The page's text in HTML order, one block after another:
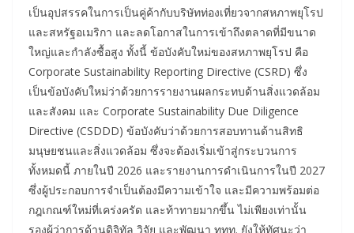
เป็นอุปสรรคในการเป็นคู่ค้ากับบริษัทท่องเที่ยวจากสหภาพยุโรป
และสหรัฐอเมริกา และลดโอกาสในการเข้าถึงตลาดที่มีขนาด
ใหญ่และกำลังซื้อสูง ทั้งนี้ ข้อบังคับใหม่ของสหภาพยุโรป คือ
Corporate Sustainability Reporting Directive (CSRD) ซึ่ง
เป็นข้อบังคับใหม่ว่าด้วยการรายงานผลกระทบด้านสิ่งแวดล้อม
และสังคม และ Corporate Sustainability Due Diligence
Directive (CSDDD) ข้อบังคับว่าด้วยการสอบทานด้านสิทธิ
มนุษยชนและสิ่งแวดล้อม ซึ่งจะต้องเริ่มเข้าสู่กระบวนการ
ทั้งหมดนี้ ภายในปี 2026 และรายงานการดำเนินการในปี 2027
ซึ่งผู้ประกอบการจำเป็นต้องมีความเข้าใจ และมีความพร้อมต่อ
กฎเกณฑ์ใหม่ที่เคร่งครัด และท้าทายมากขึ้น ไม่เพียงเท่านั้น
รองผู้ว่าการด้านดิจิทัล วิจัย และพัฒนา ททท. ยังให้ทัศนะว่า